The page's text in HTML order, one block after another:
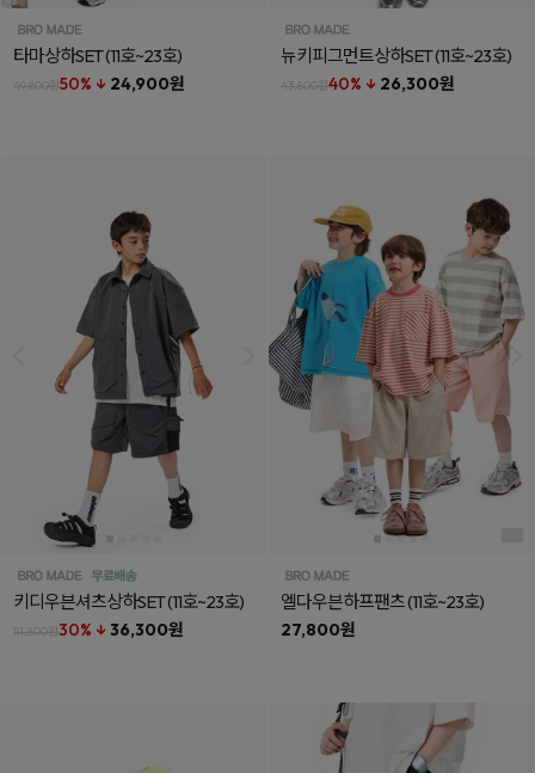
타마상하SET(11호~23호)
49,800원50% ↓ 24,900원
뉴키피그먼트상하SET(11호~23호)
43,800원40% ↓ 26,300원
키디우븐셔츠상하SET(11호~23호)
51,800원30% ↓ 36,300원
엘다우븐하프팬츠(11호~23호)
27,800원